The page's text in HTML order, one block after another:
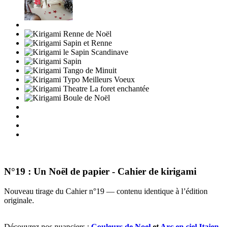
N°19 : Un Noël de papier - Cahier de kirigami
Nouveau tirage du Cahier n°19 — contenu identique à l’édition
originale.